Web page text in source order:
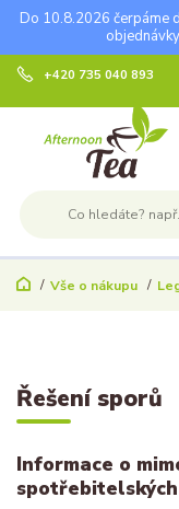
Do 10.8.2026 čerpáme
+420 735 040 893
Vše o nákupu
Řešení sporů
Informace o